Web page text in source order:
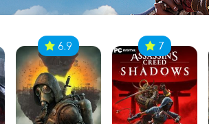
6.9 7